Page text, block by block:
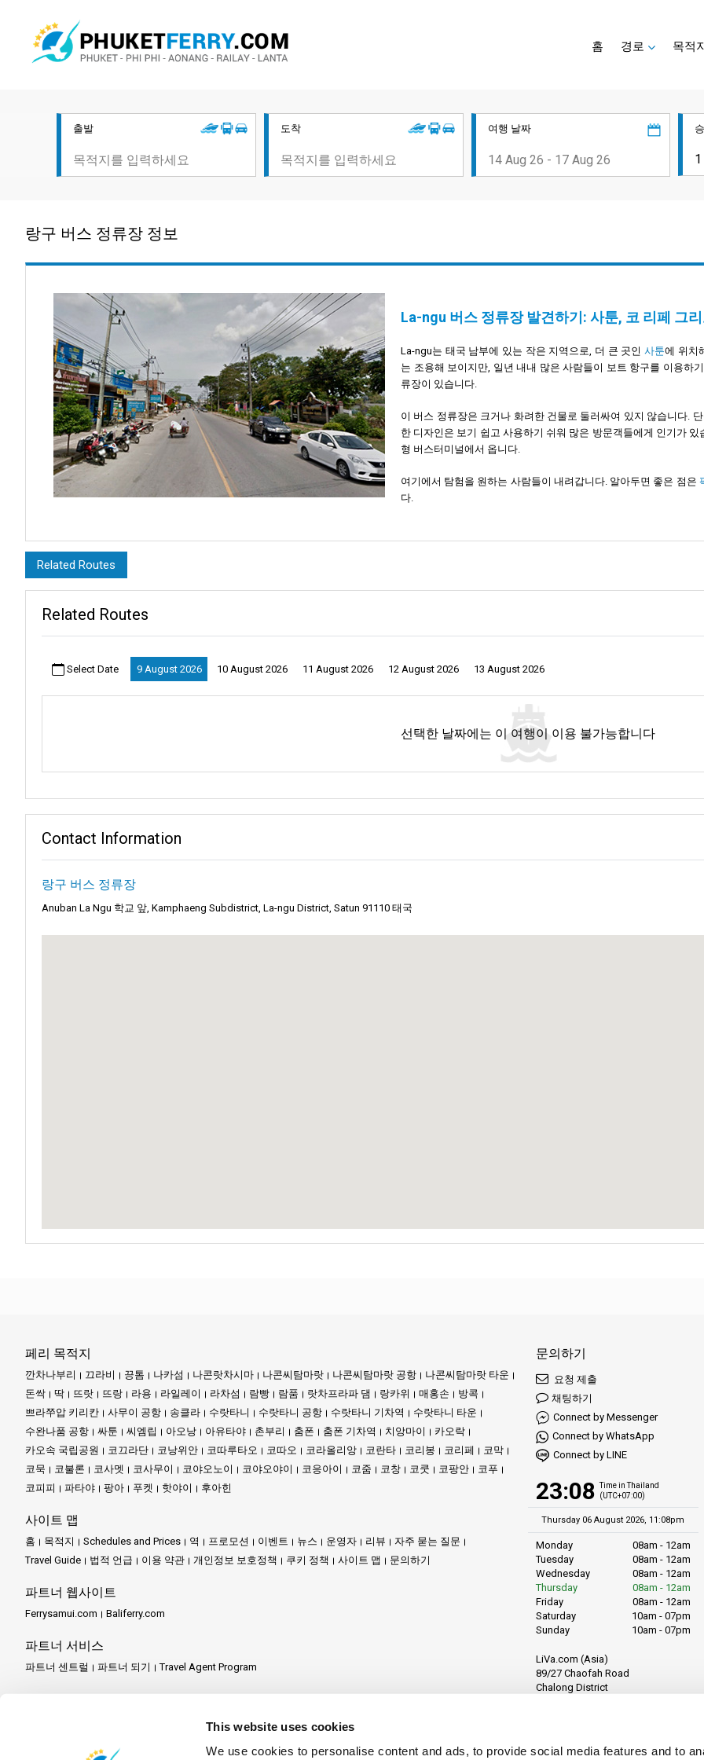
This website uses cookies
We use cookies to personalise content and ads, to provide social media features and to
홈 경로 목적
출발 도착 여행 날짜
랑구 버스 정류장 정보
La-ngu 버스 정류장 발견하기: 사툰, 코 리페 그
La-ngu는 태국 남부에 있는 작은 지역으로, 더 큰 곳인 사툰에 위치
는 조용해 보이지만, 일년 내내 많은 사람들이 보트 항구를 이용하
류장이 있습니다.
이 버스 정류장은 크거나 화려한 건물로 둘러싸여 있지 않습니다.
한 디자인은 보기 쉽고 사용하기 쉬워 많은 방문객들에게 인기가
형 버스터미널에서 옵니다.
여기에서 탐험을 원하는 사람들이 내려갑니다. 알아두면 좋은 점은
다.
설명:
La-ngu 버스 정류장의 매력은 단순함과 효율성의 조화에 있습니다. 대형 버스 터미널과는 달리, 남부 태국의 중심부로 가는 친밀한 관문을 여행자
사툰은 그림 같은 지방 이상으로, 풍부한 경험의 팔레트 역할을 합니다. 사툰 버스 정류장이 여행자들을 끌어들이면서, 이곳은 현대성과 전통성
두름부터 에어컨이 설치된 대기 공간을 즐기는 편안함까지, 모든 순간이 독특합니다.
사툰 지방의 중요한 항구인 팍바라 부두는 단순한 정박 지역 이상의 의미를 가집니다. 해양 모험으로 가는 다리입니다. 특히 성수기 동안 이곳에
코 리페는 깨끗한 해변, 풍부한 해양 생물, 그리고 꿈같은 분위기의 증거입니다. 깨끗한 해변, 풍부한 해양 생물, 그리고 꿈같은 분위기와 동의어
지원되며, 본토의 경이로움에서 섬의 천국으로의 경치 좋은 전환을 제공합니다.
에 따라, La-ngu에서 코 리페로의 여정은 태국 남부의 환대의 상징이 됩니다. 사람들이 번화한 버스 정류장에서 조용한 부두로 여행할 때, 그들은
Related Routes
Related Routes
Select Date 9 August 2026 10 August 2026 11 August 2026 12 August 2026 13 August 2026
선택한 날짜에는 이 여행이 이용 불가능합니다
Contact Information
랑구 버스 정류장
Anuban La Ngu 학교 앞, Kamphaeng Subdistrict, La-ngu District, Satun 91110 태국
페리 목적지
깐차나부리 끄라비 끙톰 나카섬 나콘랏차시마 나콘씨탐마랏 나콘씨탐마랏 공항
나콘씨탐마랏 타운
돈싹
딱 뜨랏 뜨랑 라용 라일레이 라차섬 람빵 람품 랏차프라파 댐 랑카위 매홍손
방콕
쁘라쭈압 키리칸
사무이 공항 송클라 수랏타니 수랏타니 공항 수랏타니 기차역
수랏타니 타운
수완나품 공항
싸툰 씨엠립 아오낭 아유타야 촌부리 춤폰 춤폰 기차역 치앙마이
카오락
카오속 국립공원
코끄라단 코낭위안 코따루타오 코따오 코라올리앙 코란타 코리봉 코리페
코막
코묵
코불론 코사멧 코사무이 코야오노이 코야오야이 코응아이 코줌 코창 코쿳 코팡안
코푸
코피피
파타야 팡아 푸켓 핫야이 후아힌
사이트 맵
홈 목적지 Schedules and Prices 역 프로모션 이벤트 뉴스 운영자 리뷰
자주 묻는 질문
Travel Guide
법적 언급 이용 약관 개인정보 보호정책 쿠키 정책 사이트 맵 문의하기
파트너 웹사이트
Ferrysamui.com Baliferry.com
파트너 서비스
파트너 센트럴 파트너 되기 Travel Agent Program
문의하기
요청 제출
채팅하기
Connect by Messenger
Connect by WhatsApp
Connect by LINE
23:08 Time in Thailand
(UTC+07:00)
Thursday 06 August 2026, 11:08pm
Monday
08am - 12am
Tuesday
08am - 12am
Wednesday
08am - 12am
Thursday
08am - 12am
Friday
08am - 12am
Saturday
10am - 07pm
Sunday
10am - 07pm
LiVa.com (Asia)
89/27 Chaofah Road
Chalong District